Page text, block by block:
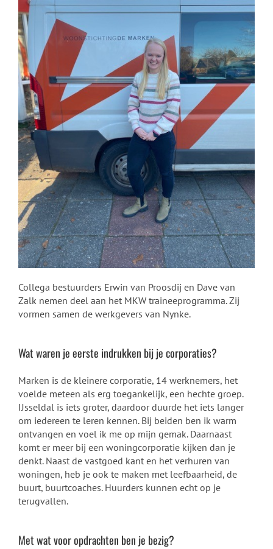
Collega bestuurders Erwin van Proosdij en Dave van
Zalknemen deel aan het MKW traineeprogramma. Zij
vormen samen de werkgevers van Nynke.
Wat waren je eerste indrukken bij je corporaties?
Marken is de kleinere corporatie, 14 werknemers, het
voelde meteen als erg toegankelijk, een hechte groep.
IJsseldal is iets groter, daardoor duurde het iets langer
om iedereen te leren kennen. Bij beiden ben ik warm
ontvangen en voel ik me op mijn gemak. Daarnaast
komt er meer bij een woningcorporatie kijken dan je
denkt. Naast de vastgoed kant en het verhuren van
woningen, heb je ook te maken met leefbaarheid, de
buurt, buurtcoaches. Huurders kunnen echt op je
terugvallen.
Met wat voor opdrachten ben je bezig?